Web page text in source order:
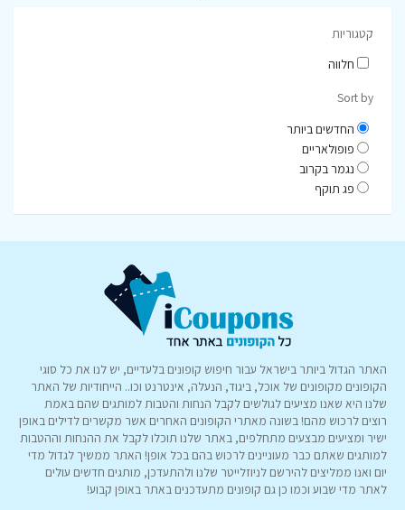
קטגוריות
חלווה
Sort by
החדשים ביותר
פופולאריים
נגמר בקרוב
פג תוקף
האתר הגדול ביותר בישראל עבור חיפוש קופונים בלעדיים, יש לנו את כל סוגי
הקופונים מקופונים של אוכל, ביגוד, הנעלה, אינטרנט וכו.. הייחודיות של האתר
שלנו היא שאנו מציעים לגולשים לקבל הנחות והטבות למותגים שהם באמת
רוצים לרכוש מהם! בשונה מאתרי הקופונים האחרים אשר מקשרים לדילים באופן
ישיר ומציעים מבצעים מתחלפים, באתר שלנו תוכלו לקבל את ההנחות וההטבות
למותגים שאתם כבר מעוניינים לרכוש בהם בכל אופן! האתר ממשיך לגדול מדי
יום ואנו ממליצים להירשם לניוזלייטר שלנו ולהתעדכן, מותגים חדשים עולים
לאתר מדי שבוע וכמו כן גם קופונים מתעדכנים באתר באופן קבוע!